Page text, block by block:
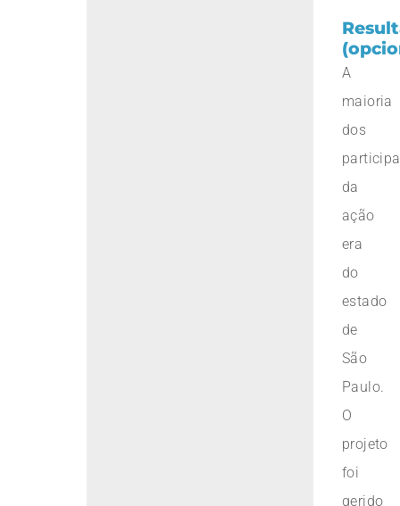
A
maioria
dos
da
ação
era
do
estado
de
São
Paulo.
O
projeto
foi
gerido